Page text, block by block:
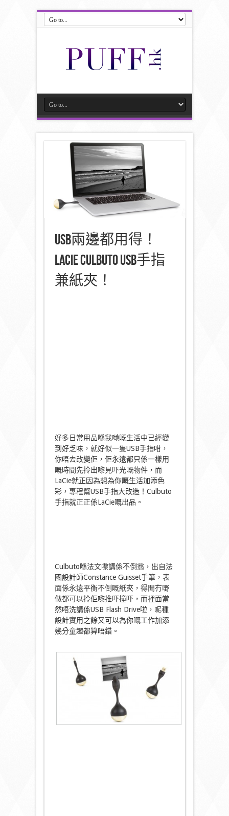
USB兩邊都用得！
LaCie Culbuto USB手指
兼紙夾！
好多日常用品喺我哋嘅生活中已經變
到好乏味，就好似一隻USB手指咁，
你唔去改變佢，佢永遠都只係一樣用
嘅時間先拎出嚟見吓光嘅物件，而
LaCie就正因為想為你嘅生活加添色
彩，專程幫USB手指大改造！Culbuto
手指就正正係LaCie嘅出品。
Culbuto喺法文嚟講係不倒翁，出自法
國設計師Constance Guisset手筆，表
面係永遠平衡不倒嘅紙夾，得閒冇嘢
做都可以拎佢嚟推吓撞吓，而裡面當
然唔洗講係USB Flash Drive啦，呢種
設計實用之餘又可以為你嘅工作加添
幾分童趣都算唔錯。